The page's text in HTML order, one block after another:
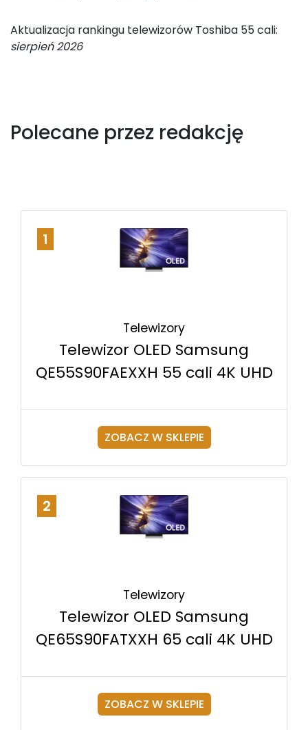
Aktualizacja rankingu telewizorów Toshiba 55 cali:
sierpień 2026
Polecane przez redakcję
1
Telewizory
Telewizor OLED Samsung
QE55S90FAEXXH 55 cali 4K UHD
ZOBACZ W SKLEPIE
2
Telewizory
Telewizor OLED Samsung
QE65S90FATXXH 65 cali 4K UHD
ZOBACZ W SKLEPIE